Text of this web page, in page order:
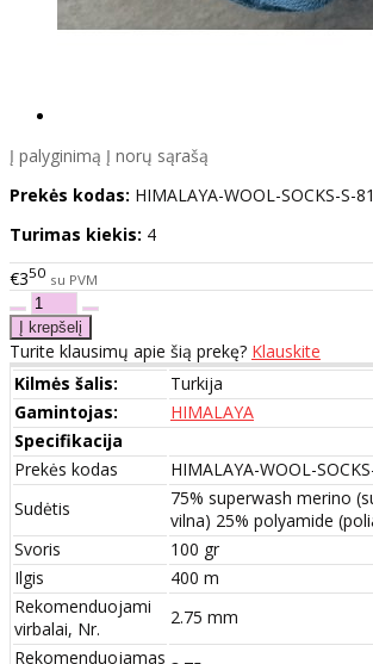
Į palyginimą Į norų sąrašą
Prekės kodas: HIMALAYA-WOOL-SOCKS-S-
Turimas kiekis: 4
€350 su PVM
Turite klausimų apie šią prekę? Klauskite
Kilmės šalis:
Turkija
Gamintojas:
HIMALAYA
Specifikacija
Prekės kodas
HIMALAYA-WOOL-
Sudėtis
75% superwash merino
vilna) 25% polyamide
Svoris
100 gr
Ilgis
400 m
Rekomenduojami
virbalai, Nr.
2.75 mm
Rekomenduojamas